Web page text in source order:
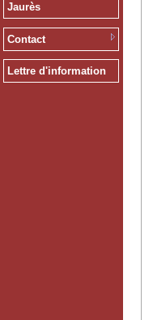
Jaurès
Contact
Lettre d'information